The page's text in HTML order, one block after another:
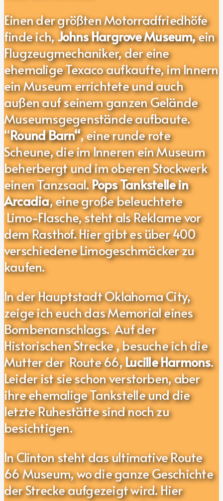
Einen der größten Motorradfriedhöfe
finde ich,Johns Hargrove Museum,ein
Flugzeugmechaniker, der eine
ehemalige Texaco aufkaufte, im Innern
ein Museum errichtete und auch
außen auf seinem ganzen Gelände
Museumsgegenstände aufbaute.
“Round Barn“, eine runde rote
Scheune, die im Inneren ein Museum
beherbergt und im oberen Stockwerk
einen Tanzsaal.Pops Tankstelle in
Arcadia, eine große beleuchtete
Limo-Flasche, steht als Reklame vor
dem Rasthof. Hier gibt es über 400
verschiedene Limogeschmäcker zu
kaufen.
In der Hauptstadt Oklahoma City,
zeige ich euch das Memorial eines
Bombenanschlags. Auf der
Historischen Strecke , besuche ich die
Mutter der Route 66,Lucille Harmons.
Leider ist sie schon verstorben, aber
ihre ehemalige Tankstelle und die
letzte Ruhestätte sind noch zu
besichtigen.
In Clinton steht das ultimative Route
66 Museum, wo die ganze Geschichte
der Strecke aufgezeigt wird. Hier